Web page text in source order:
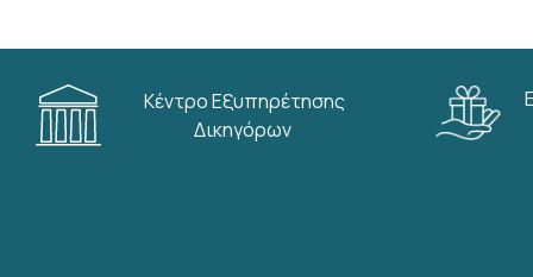
Κέντρο Εξυπηρέτησης
Δικηγόρων